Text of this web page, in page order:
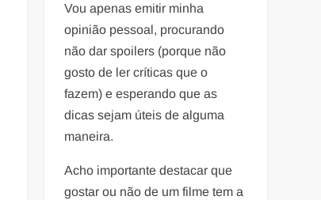
Vou apenas emitir minha
opinião pessoal, procurando
não dar spoilers (porque não
gosto de ler críticas que o
fazem) e esperando que as
dicas sejam úteis de alguma
maneira.
Acho importante destacar que
gostar ou não de um filme tem a